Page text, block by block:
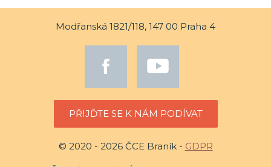
Modřanská 1821/118, 147 00 Praha 4
PŘIJĎTE SE K NÁM PODÍVAT
© 2020 - 2026 ČCE Braník - GDPR